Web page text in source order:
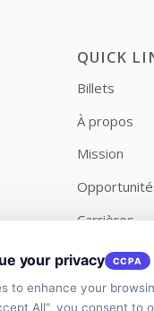
QUICK
Billets
À propos
Mission
Carrières
Contactez-
your privacy CCPA
to enhance your
All", you consent to